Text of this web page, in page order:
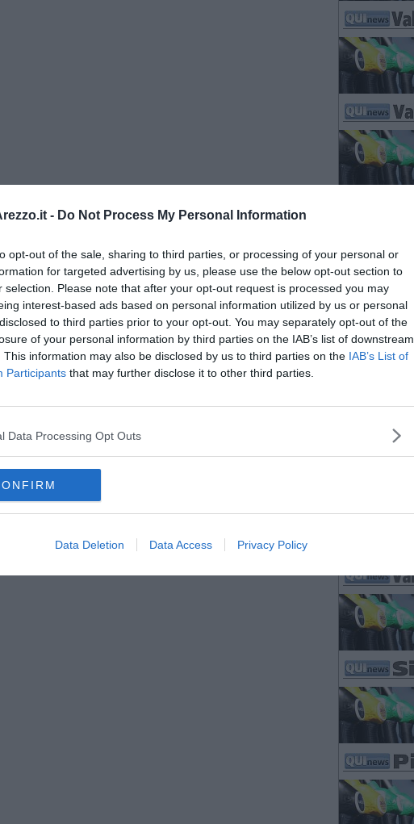
- Do Not Process My Personal Information
opt-out of the sale, sharing to third parties, or processing of your personal or
for targeted advertising by us, please use the below opt-out section to
selection. Please note that after your opt-out request is processed you may
interest-based ads based on personal information utilized by us or personal
to third parties prior to your opt-out. You may separately opt-out of the
of your personal information by third parties on the IAB’s list of downstream
This information may also be disclosed by us to third parties on the IAB’s List of
Participants that may further disclose it to other third parties.
Data Processing Opt Outs
Data Deletion Data Access Privacy Policy